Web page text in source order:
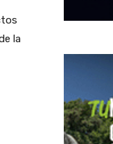
la